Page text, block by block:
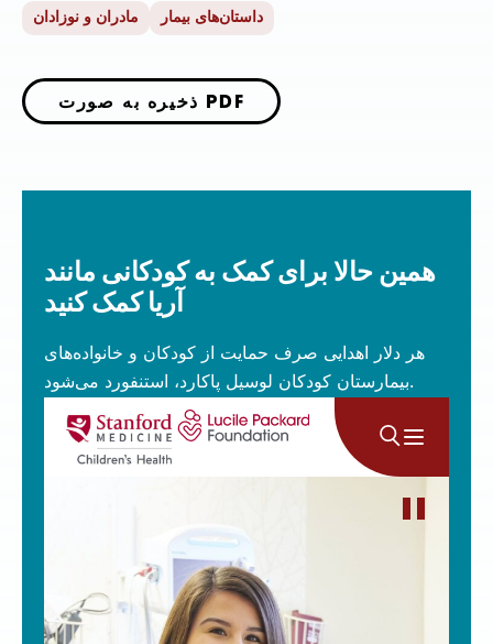
مادران و نوزادان داستان‌های بیمار
ذخیره به صورت PDF
همین حالا برای کمک به کودکانی مانند
آریا کمک کنید
هر دلار اهدایی صرف حمایت از کودکان و خانواده‌های
بیمارستان کودکان لوسیل پاکارد، استنفورد می‌شود.